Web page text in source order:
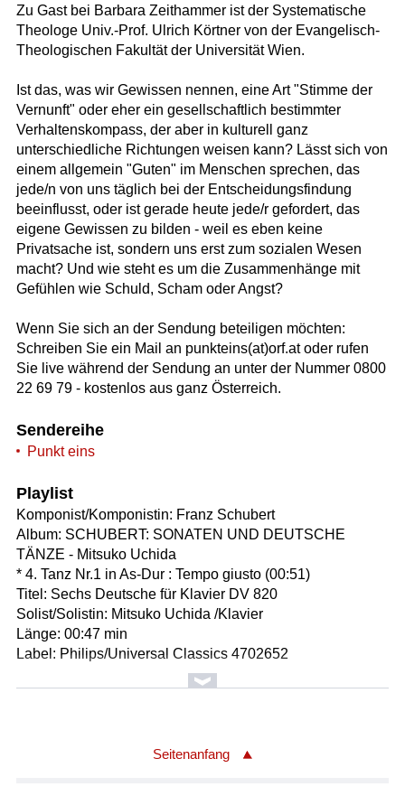
Zu Gast bei Barbara Zeithammer ist der Systematische
Theologe Univ.-Prof. Ulrich Körtner von der Evangelisch-
Theologischen Fakultät der Universität Wien.
Ist das, was wir Gewissen nennen, eine Art "Stimme der
Vernunft" oder eher ein gesellschaftlich bestimmter
Verhaltenskompass, der aber in kulturell ganz
unterschiedliche Richtungen weisen kann? Lässt sich von
einem allgemein "Guten" im Menschen sprechen, das
jede/n von uns täglich bei der Entscheidungsfindung
beeinflusst, oder ist gerade heute jede/r gefordert, das
eigene Gewissen zu bilden - weil es eben keine
Privatsache ist, sondern uns erst zum sozialen Wesen
macht? Und wie steht es um die Zusammenhänge mit
Gefühlen wie Schuld, Scham oder Angst?
Wenn Sie sich an der Sendung beteiligen möchten:
Schreiben Sie ein Mail an punkteins(at)orf.at oder rufen
Sie live während der Sendung an unter der Nummer 0800
22 69 79 - kostenlos aus ganz Österreich.
Sendereihe
Punkt eins
Playlist
Komponist/Komponistin: Franz Schubert
Album: SCHUBERT: SONATEN UND DEUTSCHE
TÄNZE - Mitsuko Uchida
* 4. Tanz Nr.1 in As-Dur : Tempo giusto (00:51)
Titel: Sechs Deutsche für Klavier DV 820
Solist/Solistin: Mitsuko Uchida /Klavier
Länge: 00:47 min
Label: Philips/Universal Classics 4702652
Komponist/Komponistin: Franz Schubert
* 5. Tanz Nr.2 in As-Dur (00:01:34)
Seitenanfang